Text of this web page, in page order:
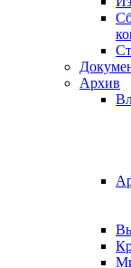
Архив